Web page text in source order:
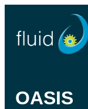
content
OASIS